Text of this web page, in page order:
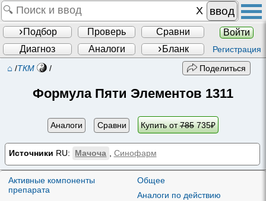
ввод
Подбор Проверь Сравни
Войти
Диагноз
Аналоги Бланк Регистрация
⌂ /ТКМ / Поделиться
Формула Пяти Элементов 1311
Аналоги Сравни Купить от785 735₽
Источники RU: Мачоча Синофарм
Активные компоненты
препарата
Общее
Аналоги по действию